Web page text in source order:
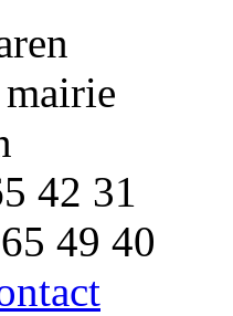
42 31
49 40